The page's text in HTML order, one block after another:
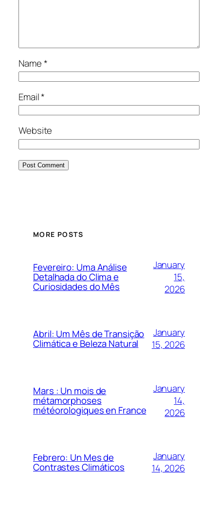
Name*
Email*
Website
MORE POSTS
Fevereiro: Uma Análise
Detalhada do Clima e
Curiosidades do Mês
January
15,
2026
Abril: Um Mês de Transição
Climática e Beleza Natural
January
15, 2026
Mars : Un mois de
métamorphoses
météorologiques en France
January
14,
2026
Febrero: Un Mes de
Contrastes Climáticos
January
14, 2026